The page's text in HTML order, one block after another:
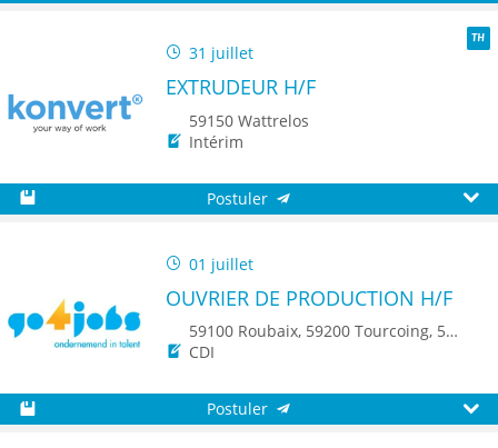
31 juillet
EXTRUDEUR H/F
59150 Wattrelos
Intérim
Postuler
01 juillet
OUVRIER DE PRODUCTION H/F
59100 Roubaix, 59200 Tourcoing, 59650 Villeneuve d'Ascq, 59150 Wattrelos, 59250 Halluin, 59223 Roncq, 59560 Comines
CDI
Postuler